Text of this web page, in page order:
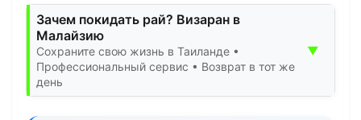
Зачем покидать рай? Визаран в
Малайзию
Сохраните свою жизнь в Таиланде •
Профессиональный сервис • Возврат в тот же
день
▼